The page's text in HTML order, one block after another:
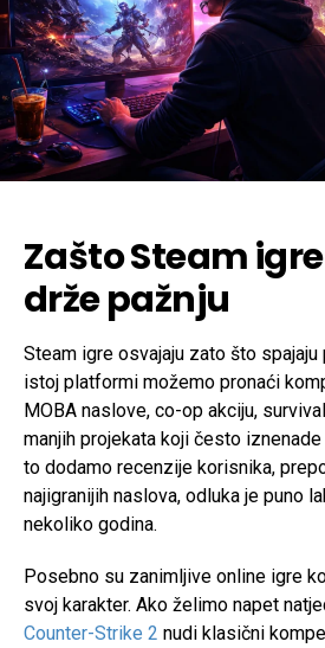
Zašto Steam
drže pažnju
Steam igre osvajaju zato što
istoj platformi možemo pronaći
MOBA naslove, co-op akciju,
manjih projekata koji često
to dodamo recenzije korisnika,
najigranijih naslova, odluka je puno
nekoliko godina.
Posebno su zanimljive online igre
svoj karakter. Ako želimo napet
Counter-Strike 2 nudi klasični